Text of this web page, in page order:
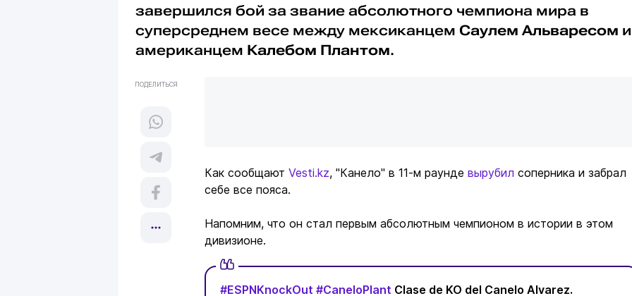
завершился бой за звание абсолютного чемпиона мира в
суперсреднем весе между мексиканцем Саулем Альваресом и
американцем Калебом Плантом.
ПОДЕЛИТЬСЯ
Как сообщают Vesti.kz, "Канело" в 11-м раунде вырубил соперника и забрал
себе все пояса.
Напомним, что он стал первым абсолютным чемпионом в истории в этом
дивизионе.
#ESPNKnockOut #CaneloPlant Clase de KO del Canelo Alvarez.